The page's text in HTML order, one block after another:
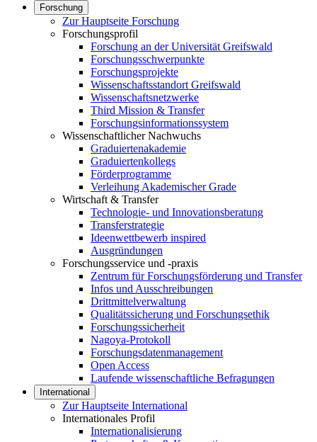
Forschung
Zur Hauptseite Forschung
Forschungsprofil
Forschung an der Universität Greifswald
Forschungsschwerpunkte
Forschungsprojekte
Wissenschaftsstandort Greifswald
Wissenschaftsnetzwerke
Third Mission & Transfer
Forschungsinformationssystem
Wissenschaftlicher Nachwuchs
Graduiertenakademie
Graduiertenkollegs
Förderprogramme
Verleihung Akademischer Grade
Wirtschaft & Transfer
Technologie- und Innovationsberatung
Transferstrategie
Ideenwettbewerb inspired
Ausgründungen
Forschungsservice und -praxis
Zentrum für Forschungsförderung und Transfer
Infos und Ausschreibungen
Drittmittelverwaltung
Qualitätssicherung und Forschungsethik
Forschungssicherheit
Nagoya-Protokoll
Forschungsdatenmanagement
Open Access
Laufende wissenschaftliche Befragungen
International
Zur Hauptseite International
Internationales Profil
Internationalisierung